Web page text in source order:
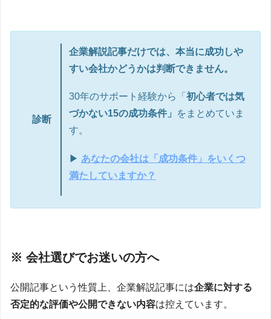
診断
企業解説記事だけでは、本当に成功しや
すい会社かどうかは判断できません。
30年のサポート経験から「 初心者では気
づかない15の成功条件」
をまとめていま
す。
▶ あなたの会社は「成功条件」をいくつ
満たしていますか？
※ 会社選びでお迷いの方へ
公開記事という性質上、企業解説記事には企業に対する
否定的な評価や公開できない内容は控えています。